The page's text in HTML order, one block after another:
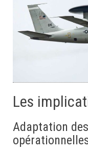
Les
Adaptation